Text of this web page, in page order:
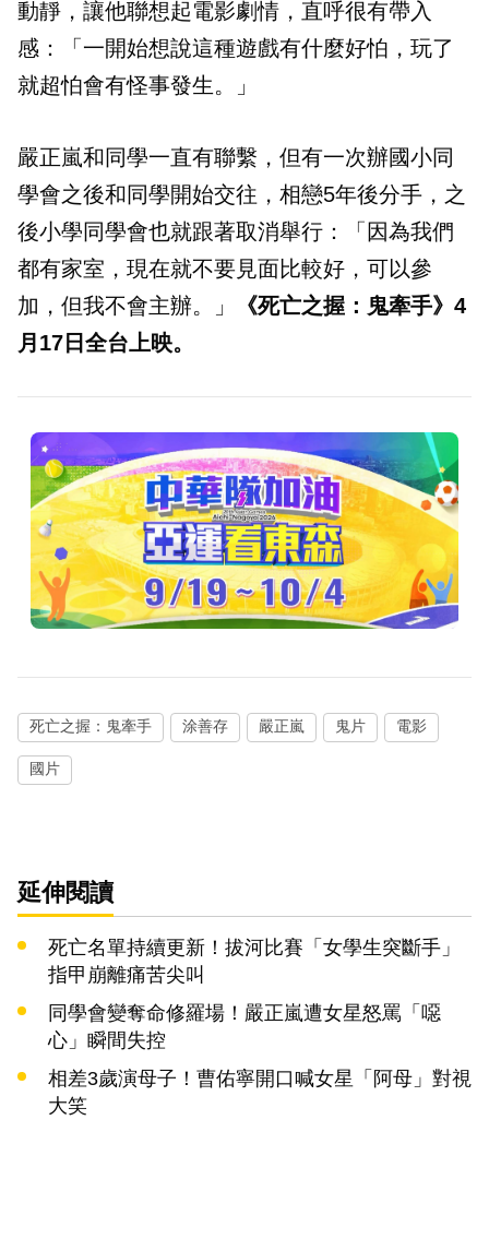
動靜，讓他聯想起電影劇情，直呼很有帶入
感：「一開始想說這種遊戲有什麼好怕，玩了
就超怕會有怪事發生。」
嚴正嵐和同學一直有聯繫，但有一次辦國小同
學會之後和同學開始交往，相戀5年後分手，之
後小學同學會也就跟著取消舉行：「因為我們
都有家室，現在就不要見面比較好，可以參
加，但我不會主辦。」
《死亡之握：鬼牽手》4
月17日全台上映。
死亡之握：鬼牽手 涂善存 嚴正嵐 鬼片 電影
國片
延伸閱讀
死亡名單持續更新！拔河比賽「女學生突斷手」
指甲崩離痛苦尖叫
同學會變奪命修羅場！嚴正嵐遭女星怒罵「噁
心」瞬間失控
相差3歲演母子！曹佑寧開口喊女星「阿母」對視
大笑